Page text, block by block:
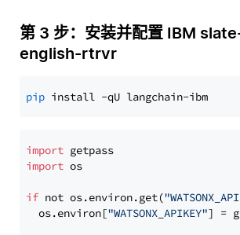
第 3 步：安装并配置 IBM
english-rtrvr
pip
import
import os
if not os.environ.get(
  os.environ[
"WATSONX_APIKEY"] =